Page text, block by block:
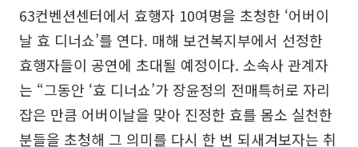
63컨벤션센터에서 효행자 10여명을 초청한 ‘어버이
날 효 디너쇼’를 연다. 매해 보건복지부에서 선정한
효행자들이 공연에 초대될 예정이다. 소속사 관계자
는 “그동안 ‘효 디너쇼’가 장윤정의 전매특허로 자리
잡은 만큼 어버이날을 맞아 진정한 효를 몸소 실천한
분들을 초청해 그 의미를 다시 한 번 되새겨보자는 취